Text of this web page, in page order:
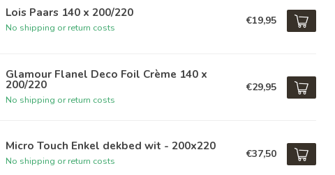
Lois Paars 140 x 200/220
No shipping or return costs
€19,95
Glamour Flanel Deco Foil Crème 140 x
200/220
No shipping or return costs
€29,95
Micro Touch Enkel dekbed wit - 200x220
No shipping or return costs
€37,50